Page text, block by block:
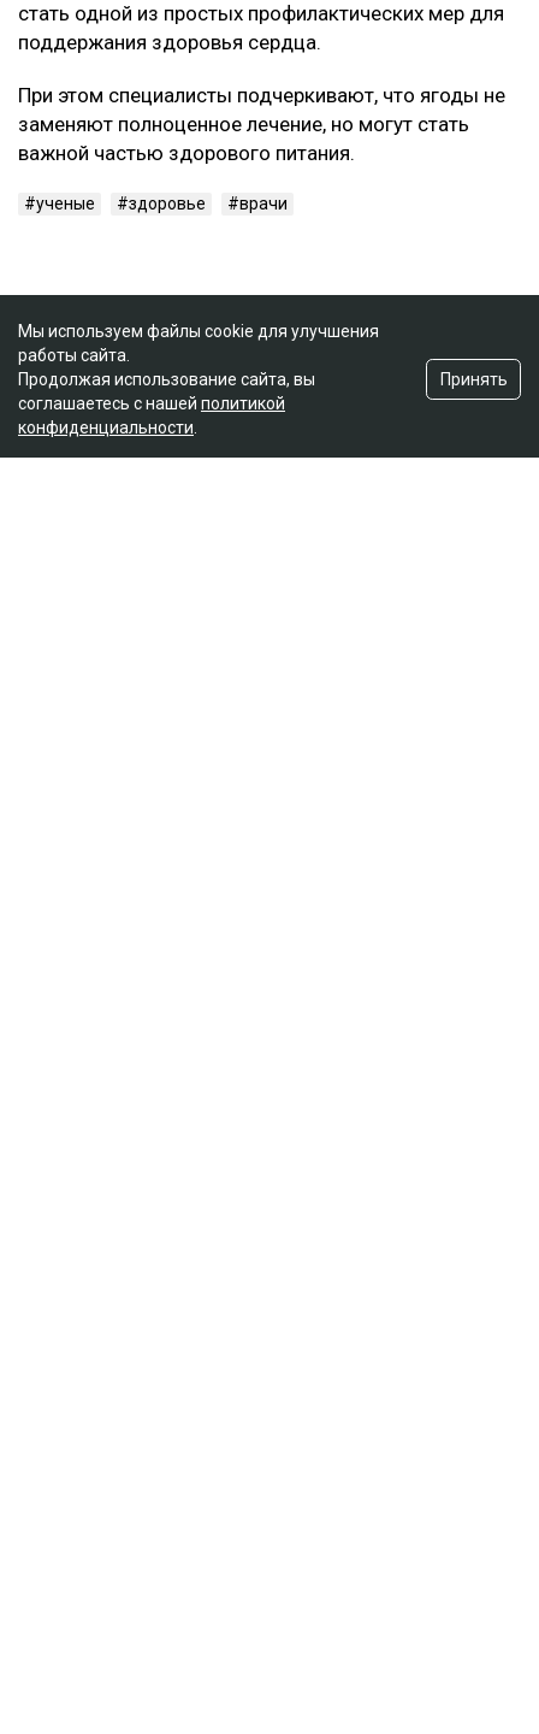
стать одной из простых профилактических мер для
поддержания здоровья сердца.
При этом специалисты подчеркивают, что ягоды не
заменяют полноценное лечение, но могут стать
важной частью здорового питания.
ученые здоровье врачи
Мы используем файлы cookie для улучшения
работы сайта.
Продолжая использование сайта, вы
соглашаетесь с нашей политикой
конфиденциальности
Принять